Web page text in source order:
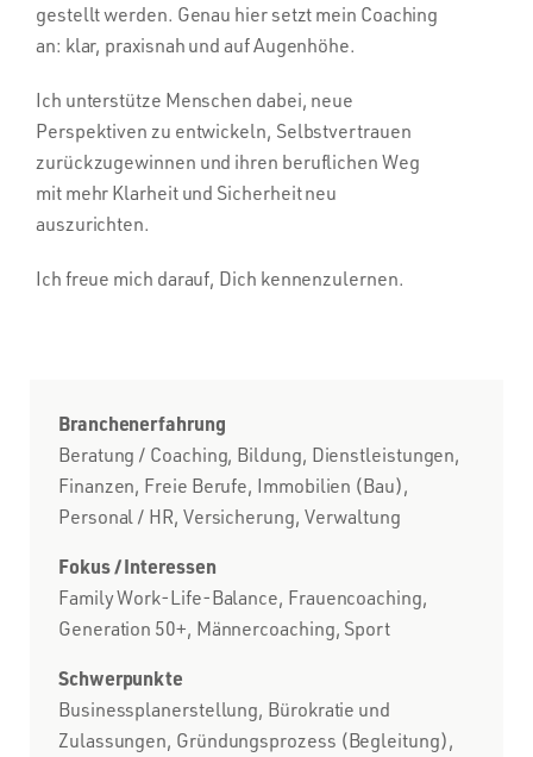
gestellt werden. Genau hier setzt mein Coaching
an: klar, praxisnah und auf Augenhöhe.
Ich unterstütze Menschen dabei, neue
Perspektiven zu entwickeln, Selbstvertrauen
zurückzugewinnen und ihren beruflichen Weg
mit mehr Klarheit und Sicherheit neu
auszurichten.
Ich freue mich darauf, Dich kennenzulernen.
Branchenerfahrung
Beratung / Coaching, Bildung, Dienstleistungen,
Finanzen, Freie Berufe, Immobilien (Bau),
Personal / HR, Versicherung, Verwaltung
Fokus / Interessen
Family Work-Life-Balance, Frauencoaching,
Generation 50+, Männercoaching, Sport
Schwerpunkte
Businessplanerstellung, Bürokratie und
Zulassungen, Gründungsprozess (Begleitung),